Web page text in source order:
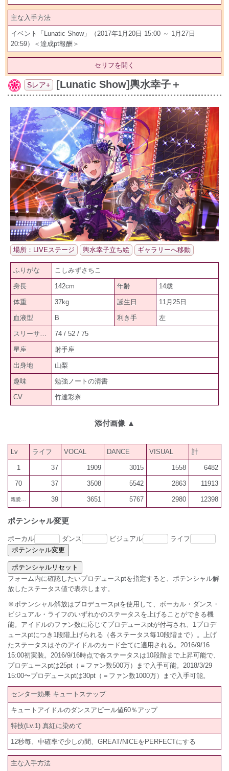
主な入手方法
イベント「Lunatic Show」（2017年1月20日 15:00 ～ 1月27日
20:59）＜達成pt報酬＞
セリフを開く
Sレア+ [Lunatic Show]輿水幸子＋
場所：LIVEステージ 輿水幸子立ち絵 ギャラリーへ移動
ふりがな こしみずさちこ
身長 142cm 年齢 14歳
体重 37kg 誕生日 11月25日
血液型 B 利き手 左
スリーサイズ 74 / 52 / 75
星座 射手座
出身地 山梨
趣味 勉強ノートの清書
CV 竹達彩奈
添付画像 ▲
Lv ライフ VOCAL DANCE VISUAL 計
1 37 1909 3015 1558 6482
70 37 3508 5542 2863 11913
親愛300 39 3651 5767 2980 12398
ポテンシャル変更
ボーカル ダンス ビジュアル ライフ
フォーム内に確認したいプロデュースptを指定すると、ポテンシャル解
放したステータス値で表示します。
※ポテンシャル解放はプロデュースptを使用して、ボーカル・ダンス・
ビジュアル・ライフのいずれかのステータスを上げることができる機
能。アイドルのファン数に応じてプロデュースptが付与され、1プロデ
ュースptにつき1段階上げられる（各ステータス毎10段階まで）。上げ
たステータスはそのアイドルのカード全てに適用される。2016/9/16
15:00初実装。2016/9/16時点で各ステータスは10段階まで上昇可能で、
プロデュースptは25pt（＝ファン数500万）まで入手可能。2018/3/29
15:00〜プロデュースptは30pt（＝ファン数1000万）まで入手可能。
センター効果 キュートステップ
キュートアイドルのダンスアピール値60％アップ
特技(Lv.1) 真紅に染めて
12秒毎、中確率で少しの間、GREAT/NICEをPERFECTにする
主な入手方法